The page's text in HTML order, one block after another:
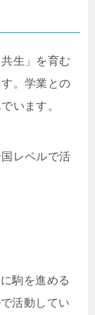
生」を育む
。学業との
います。
レベルで活
駒を進める
活動してい